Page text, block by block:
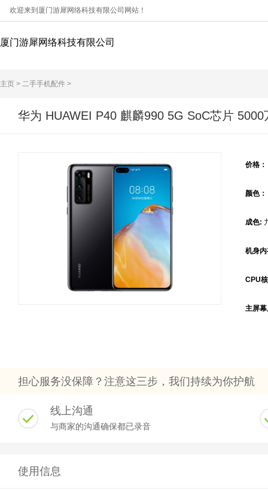
欢迎来到厦门游犀网络科技有限公司网站！
厦门游犀网络科技有限公司
主页 > 二手手机配件 >
华为 HUAWEI P40 麒麟990 5G SoC芯片
价格：
颜色：
成色:
机身
CPU
主屏
担心服务没保障？注意这三步，我们持续为你护航
线上沟通
与商家的沟通确保都已录音
使用信息